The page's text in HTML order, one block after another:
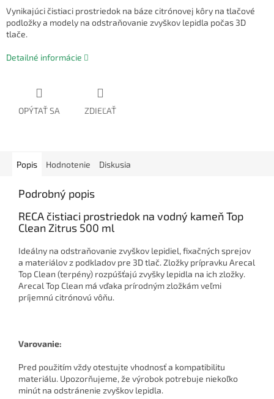
Vynikajúci čistiaci prostriedok na báze citrónovej kôry na tlačové
podložky a modely na odstraňovanie zvyškov lepidla počas 3D
tlače.
Detailné informácie
OPÝTAŤ SA ZDIEĽAŤ
Popis Hodnotenie Diskusia
Podrobný popis
RECA čistiaci prostriedok na vodný kameň Top
Clean Zitrus 500 ml
Ideálny na odstraňovanie zvyškov lepidiel, fixačných sprejov
a materiálov z podkladov pre 3D tlač. Zložky prípravku Arecal
Top Clean (terpény) rozpúšťajú zvyšky lepidla na ich zložky.
Arecal Top Clean má vďaka prírodným zložkám veľmi
príjemnú citrónovú vôňu.
Varovanie:
Pred použitím vždy otestujte vhodnosť a kompatibilitu
materiálu. Upozorňujeme, že výrobok potrebuje niekoľko
minút na odstránenie zvyškov lepidla.